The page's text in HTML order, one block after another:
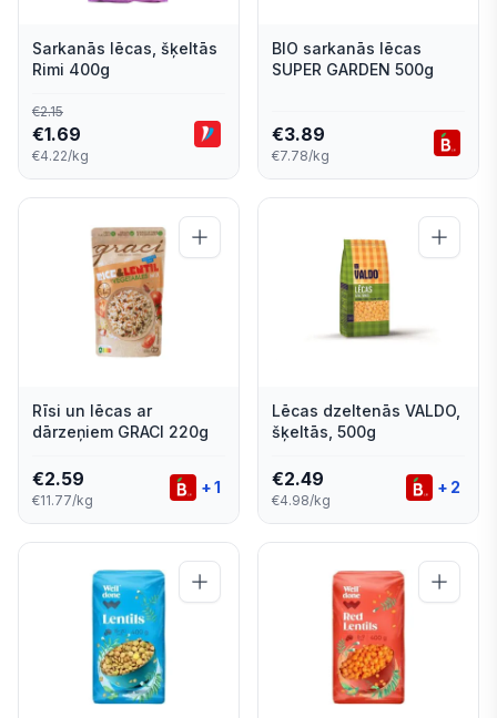
Sarkanās lēcas, šķeltās
Rimi 400g
€2.15
€1.69
€4.22/kg
BIO sarkanās lēcas
SUPER GARDEN 500g
€3.89
€7.78/kg
Rīsi un lēcas ar
dārzeņiem GRACI 220g
€2.59
€11.77/kg
+1
Lēcas dzeltenās VALDO,
šķeltās, 500g
€2.49
€4.98/kg
+ 2